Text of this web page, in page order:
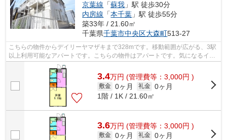
京葉線 「蘇我 」駅 徒歩30分
内房線 「本千葉 」駅 徒歩55分
築33年 / 21.60㎡
千葉県千葉市中央区大森町513-27
こちらの物件からデイリーヤマザキまで328mです。移動範囲が広がる、3駅
以上利用可能なアパートです。こちらの物件はアパートです。気になるイチ
オシ物件情報：「グローバルハイツ」。...
3.4万円 (管理費等：3,000円 )
敷金 0ヶ月 礼金 0ヶ月
1階 / 1K / 21.60㎡
3.6万円 (管理費等：3,000円 )
敷金 0ヶ月 礼金 0ヶ月